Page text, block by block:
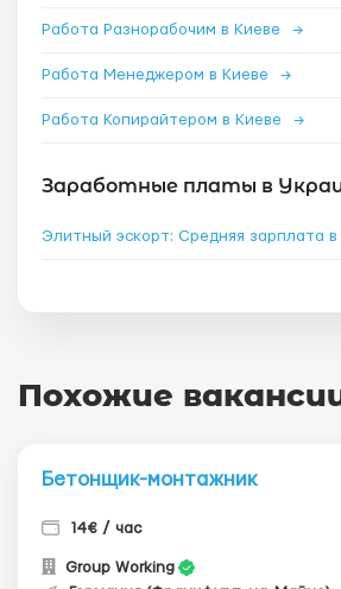
Работа Разнорабочим в Киеве →
Работа Менеджером в Киеве →
Работа Копирайтером в Киеве →
Заработные платы в
Элитный эскорт: Средняя зарплата
Похожие
Бетонщик-монтажник
14€ / час
Group Working